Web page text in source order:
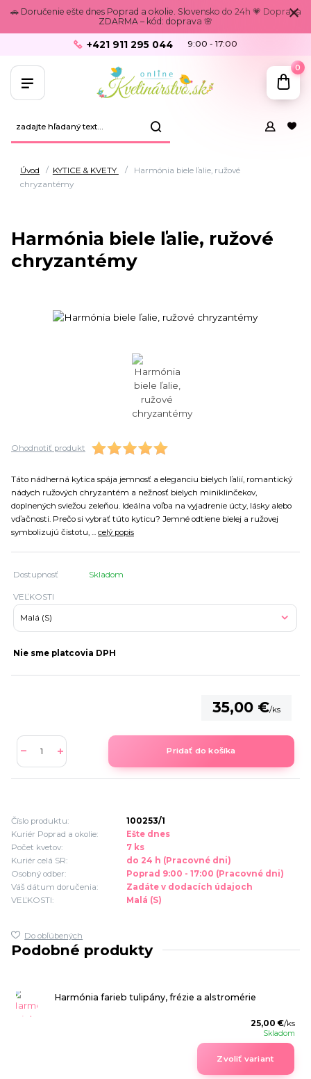
🚗 Doručenie ešte dnes Poprad a okolie. Slovensko do 24h 💗 Doprava
ZDARMA – kód: doprava 🌸
+421 911 295 044 9:00 - 17:00
0
Úvod KYTICE & KVETY
Harmónia biele ľalie, ružové
chryzantémy
Harmónia biele ľalie, ružové
chryzantémy
Ohodnotiť produkt
Táto nádherná kytica spája jemnosť a eleganciu bielych ľalií, romantický
nádych ružových chryzantém a nežnosť bielych miniklinčekov,
doplnených sviežou zeleňou. Ideálna voľba na vyjadrenie úcty, lásky alebo
vďačnosti. Prečo si vybrať túto kyticu? Jemné odtiene bielej a ružovej
symbolizujú čistotu, ... celý popis
Dostupnosť Skladom
VEĽKOSTI
Nie sme platcovia DPH
35,00 €/ks
Pridať do košíka
Číslo produktu:
100253/1
Kuriér Poprad a okolie:
Ešte dnes
Počet kvetov:
7 ks
Kuriér celá SR:
do 24 h (Pracovné dni)
Osobný odber:
Poprad 9:00 - 17:00 (Pracovné dni)
Váš dátum doručenia:
Zadáte v dodacích údajoch
VEĽKOSTI:
Malá (S)
Do obľúbených
Podobné produkty
Harmónia farieb tulipány, frézie a alstromérie
25,00 €/ks
Skladom
Zvoliť variant